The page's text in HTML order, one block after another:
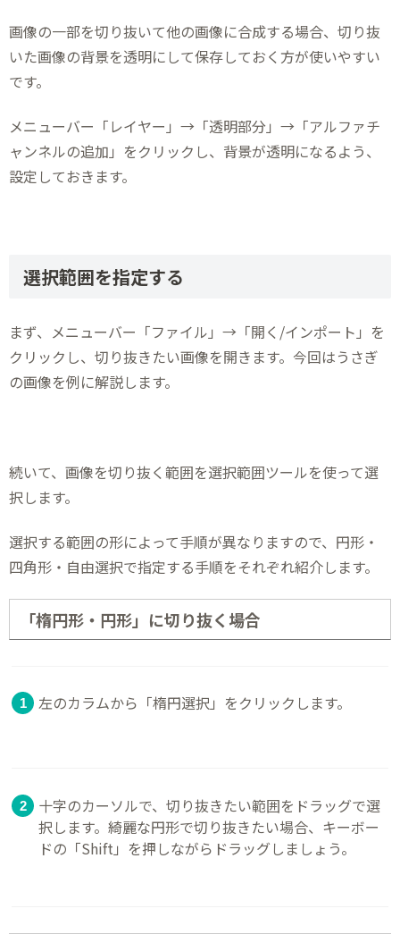
画像の一部を切り抜いて他の画像に合成する場合、切り抜
いた画像の背景を透明にして保存しておく方が使いやすい
です。
メニューバー「レイヤー」→「透明部分」→「アルファチ
ャンネルの追加」をクリックし、背景が透明になるよう、
設定しておきます。
選択範囲を指定する
まず、メニューバー「ファイル」→「開く/インポート」を
クリックし、切り抜きたい画像を開きます。今回はうさぎ
の画像を例に解説します。
続いて、画像を切り抜く範囲を選択範囲ツールを使って選
択します。
選択する範囲の形によって手順が異なりますので、円形・
四角形・自由選択で指定する手順をそれぞれ紹介します。
「楕円形・円形」に切り抜く場合
左のカラムから「楕円選択」をクリックします。
十字のカーソルで、切り抜きたい範囲をドラッグで選
択します。綺麗な円形で切り抜きたい場合、キーボー
ドの「Shift」を押しながらドラッグしましょう。